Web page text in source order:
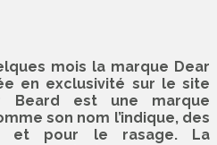
mois la marque Dear
en exclusivité sur le site
Beard est une marque
son nom l’indique, des
et pour le rasage. La